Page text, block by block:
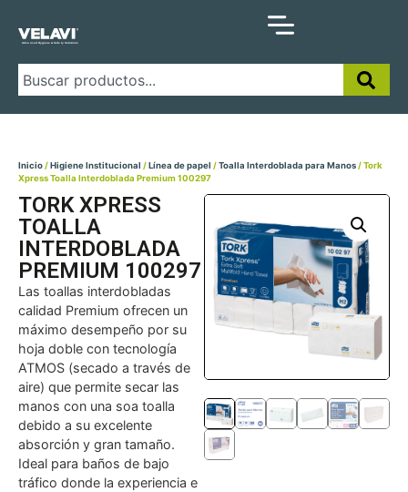
Inicio/Higiene Institucional /Línea de papel /Toalla Interdoblada para Manos/ Tork
Xpress Toalla Interdoblada Premium 100297
TORK XPRESS
TOALLA
INTERDOBLADA
PREMIUM 100297
Las toallas interdobladas
calidad Premium ofrecen un
máximo desempeño por su
hoja doble con tecnología
ATMOS (secado a través de
aire) que permite secar las
manos con una soa toalla
debido a su excelente
absorción y gran tamaño.
Ideal para baños de bajo
tráfico donde la experiencia e